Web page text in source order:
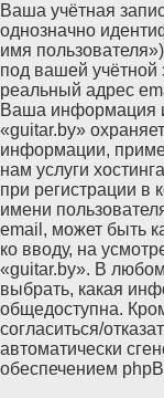
Ваша учётная
однозначно
имя
под вашей
реальный адрес
Ваша информация
«guitar.by»
информации,
нам услуги
при регистрации в
имени
email, может быть
ко вводу, на
«guitar.by». В
выбрать, какая
общедоступна.
согласиться/
автоматически
обеспечением